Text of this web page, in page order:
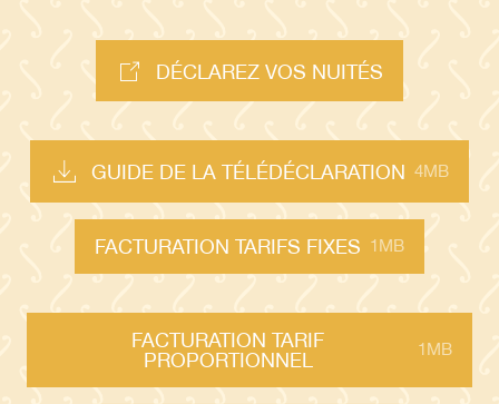
DÉCLAREZ VOS NUITÉS
GUIDE DE LA TÉLÉDÉCLARATION 4MB
FACTURATION TARIFS FIXES 1MB
FACTURATION TARIF
PROPORTIONNEL
1MB